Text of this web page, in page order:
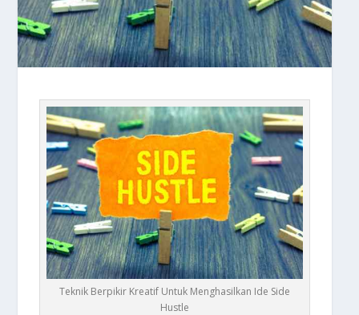
Teknik Berpikir Kreatif Untuk Menghasilkan Ide Side
Hustle